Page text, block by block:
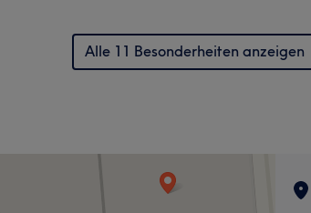
Alle 11 Besonderheiten anzeigen